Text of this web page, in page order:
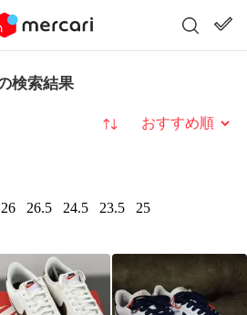
検索結果
並び替え
26 26.5 24.5 23.5
25